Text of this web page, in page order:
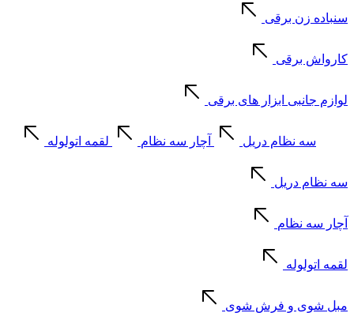
سنباده زن برقی
کارواش برقی
لوازم جانبی ابزار های برقی
سه نظام دریل آچار سه نظام لقمه اتولوله
سه نظام دریل
آچار سه نظام
لقمه اتولوله
مبل شوی و فرش شوی